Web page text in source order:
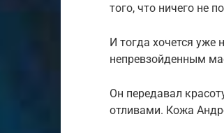
того, что ничего не
И тогда хочется уже
непревзойденным
Он передавал
отливами. Кожа